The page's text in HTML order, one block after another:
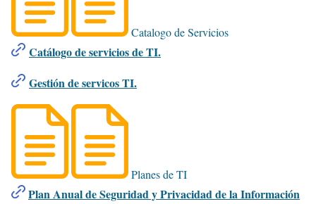
Catalogo de Servicios
Catálogo de servicios de TI.
Gestión de servicos TI.
Planes de TI
Plan Anual de Seguridad y Privacidad de la Información